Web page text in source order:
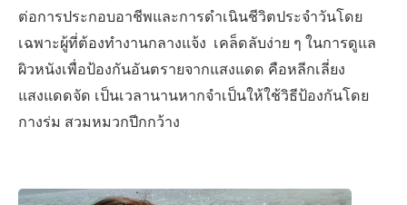
ต่อการประกอบอาชีพและการดำเนินชีวิตประจำวันโดย
เฉพาะผู้ที่ต้องทำงานกลางแจ้ง เคล็ดลับง่าย ๆ ในการดูแล
ผิวหนังเพื่อป้องกันอันตรายจากแสงแดด คือหลีกเลี่ยง
แสงแดดจัด เป็นเวลานานหากจำเป็นให้ใช้วิธีป้องกันโดย
กางร่ม สวมหมวกปีกกว้าง